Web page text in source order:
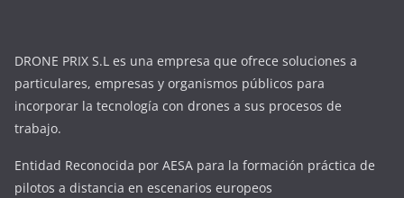
DRONE PRIX S.L es una empresa que ofrece soluciones a
particulares, empresas y organismos públicos para
incorporar la tecnología con drones a sus procesos de
trabajo.
Entidad Reconocida por AESA para la formación práctica de
pilotos a distancia en escenarios europeos